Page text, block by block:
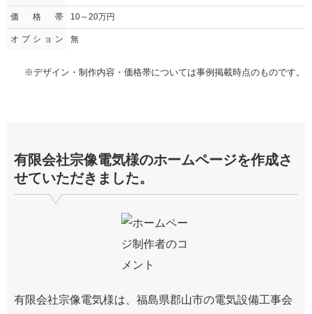
価格帯 10～20万円
オプション 無
※デザイン・制作内容・価格帯については事例掲載時点のものです。
有限会社宗像電気様のホームページを作成さ
せていただきました。
有限会社宗像電気様は、福島県郡山市の電気設備工事会